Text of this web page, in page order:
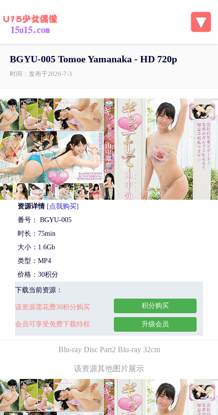
BGYU-005 Tomoe Yamanaka - HD 720p
时间：发布于2026-7-3
资源详情 [点我购买]
番号： BGYU-005
时长：75min
大小：1.6Gb
类型：MP4
价格：30积分
下载当前资源：
该资源需花费30积分购买
会员可享受免费下载特权
积分购买
升级会员
Blu-ray Disc Part2 Blu-ray 32cm
该资源其他图片展示